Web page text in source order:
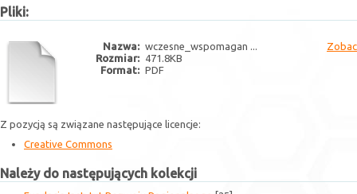
Pliki:
Nazwa: wczesne_wspomagan ...
Rozmiar: 471.8KB
Format: PDF
Z pozycją są związane następujące licencje:
Creative Commons
Należy do następujących kolekcji